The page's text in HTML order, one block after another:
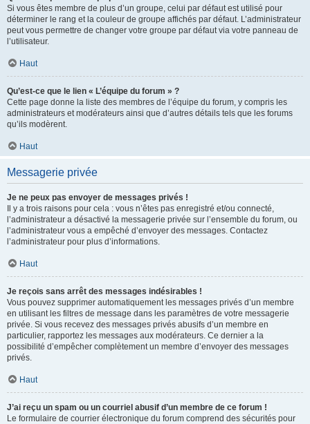
Si vous êtes membre de plus d’un groupe, celui par défaut est utilisé pour
déterminer le rang et la couleur de groupe affichés par défaut. L’administrateur
peut vous permettre de changer votre groupe par défaut via votre panneau de
l’utilisateur.
Haut
Qu’est-ce que le lien « L’équipe du forum » ?
Cette page donne la liste des membres de l’équipe du forum, y compris les
administrateurs et modérateurs ainsi que d’autres détails tels que les forums
qu’ils modèrent.
Haut
Messagerie privée
Je ne peux pas envoyer de messages privés !
Il y a trois raisons pour cela : vous n’êtes pas enregistré et/ou connecté,
l’administrateur a désactivé la messagerie privée sur l’ensemble du forum, ou
l’administrateur vous a empêché d’envoyer des messages. Contactez
l’administrateur pour plus d’informations.
Haut
Je reçois sans arrêt des messages indésirables !
Vous pouvez supprimer automatiquement les messages privés d’un membre
en utilisant les filtres de message dans les paramètres de votre messagerie
privée. Si vous recevez des messages privés abusifs d’un membre en
particulier, rapportez les messages aux modérateurs. Ce dernier a la
possibilité d’empêcher complètement un membre d’envoyer des messages
privés.
Haut
J’ai reçu un spam ou un courriel abusif d’un membre de ce forum !
Le formulaire de courrier électronique du forum comprend des sécurités pour